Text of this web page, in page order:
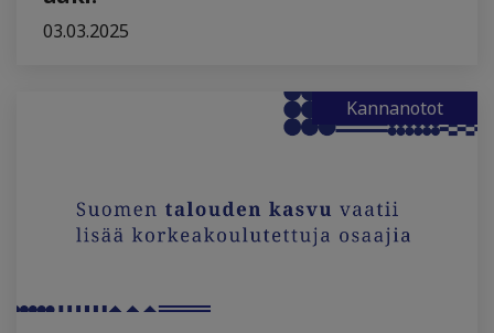
03.03.2025
Kannanotot